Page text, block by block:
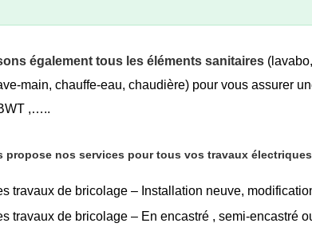
également tous les éléments sanitaires
main, chauffe-eau, chaudière) pour vous assurer
,…..
propose nos services pour tous vos travaux
travaux de bricolage – Installation neuve,
travaux de bricolage – En encastré , semi-encastré